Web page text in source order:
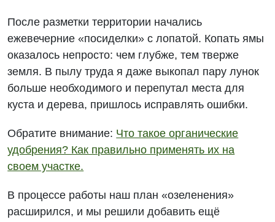
После разметки территории начались
ежевечерние «посиделки» с лопатой. Копать ямы
оказалось непросто: чем глубже, тем тверже
земля. В пылу труда я даже выкопал пару лунок
больше необходимого и перепутал места для
куста и дерева, пришлось исправлять ошибки.
Обратите внимание: Что такое органические
удобрения? Как правильно применять их на
своем участке.
В процессе работы наш план «озеленения»
расширился, и мы решили добавить ещё